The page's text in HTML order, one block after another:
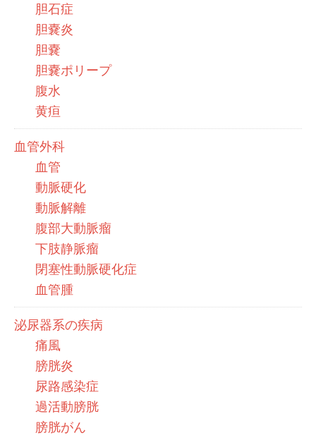
胆石症
胆嚢炎
胆嚢
胆嚢ポリープ
腹水
黄疸
血管外科
血管
動脈硬化
動脈解離
腹部大動脈瘤
下肢静脈瘤
閉塞性動脈硬化症
血管腫
泌尿器系の疾病
痛風
膀胱炎
尿路感染症
過活動膀胱
膀胱がん